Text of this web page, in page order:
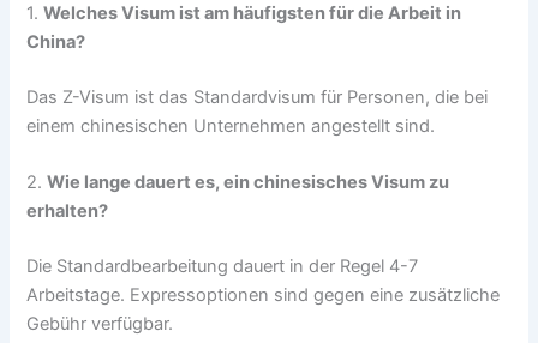
1.Welches Visum ist am häufigsten für die Arbeit in
China?
Das Z-Visum ist das Standardvisum für Personen, die bei
einem chinesischen Unternehmen angestellt sind.
2.Wie lange dauert es, ein chinesisches Visum zu
erhalten?
Die Standardbearbeitung dauert in der Regel 4-7
Arbeitstage. Expressoptionen sind gegen eine zusätzliche
Gebühr verfügbar.